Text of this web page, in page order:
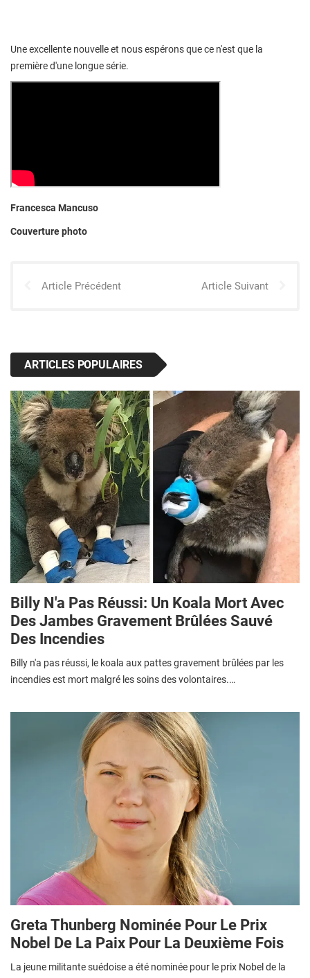
Une excellente nouvelle et nous espérons que ce n'est que la
première d'une longue série.
Francesca Mancuso
Couverture photo
Article Précédent Article Suivant
ARTICLES POPULAIRES
Billy N'a Pas Réussi: Un Koala Mort Avec
Des Jambes Gravement Brûlées Sauvé
Des Incendies
Billy n'a pas réussi, le koala aux pattes gravement brûlées par les
incendies est mort malgré les soins des volontaires.…
Greta Thunberg Nominée Pour Le Prix
Nobel De La Paix Pour La Deuxième Fois
La jeune militante suédoise a été nominée pour le prix Nobel de la